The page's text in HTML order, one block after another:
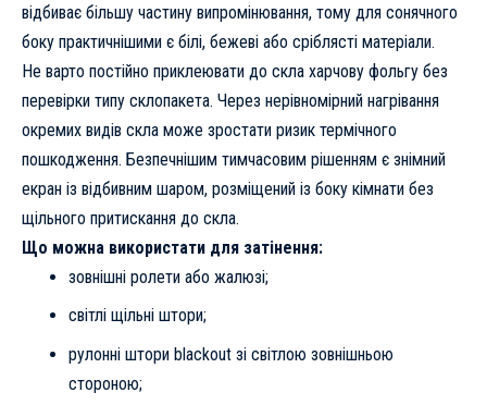
відбиває більшу частину випромінювання, тому для сонячного
боку практичнішими є білі, бежеві або сріблясті матеріали.
Не варто постійно приклеювати до скла харчову фольгу без
перевірки типу склопакета. Через нерівномірний нагрівання
окремих видів скла може зростати ризик термічного
пошкодження. Безпечнішим тимчасовим рішенням є знімний
екран із відбивним шаром, розміщений із боку кімнати без
щільного притискання до скла.
Що можна використати для затінення:
зовнішні ролети або жалюзі;
світлі щільні штори;
рулонні штори blackout зі світлою зовнішньою
стороною;